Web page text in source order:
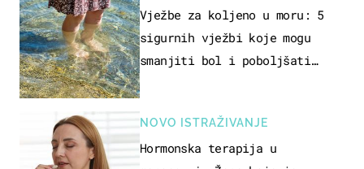
REKREACIJE
Vježbe za koljeno u moru: 5
sigurnih vježbi koje mogu
smanjiti bol i poboljšati
NOVO ISTRAŽIVANJE
Hormonska terapija u